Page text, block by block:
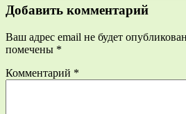
Добавить комментарий
Ваш адрес email не будет
помечены *
Комментарий *